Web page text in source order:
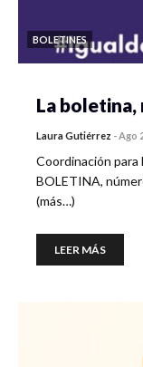
BOLETINES
La boletina,
Laura Gutiérrez -Ago
Coordinación para
BOLETINA,
(más…)
LEER MÁS